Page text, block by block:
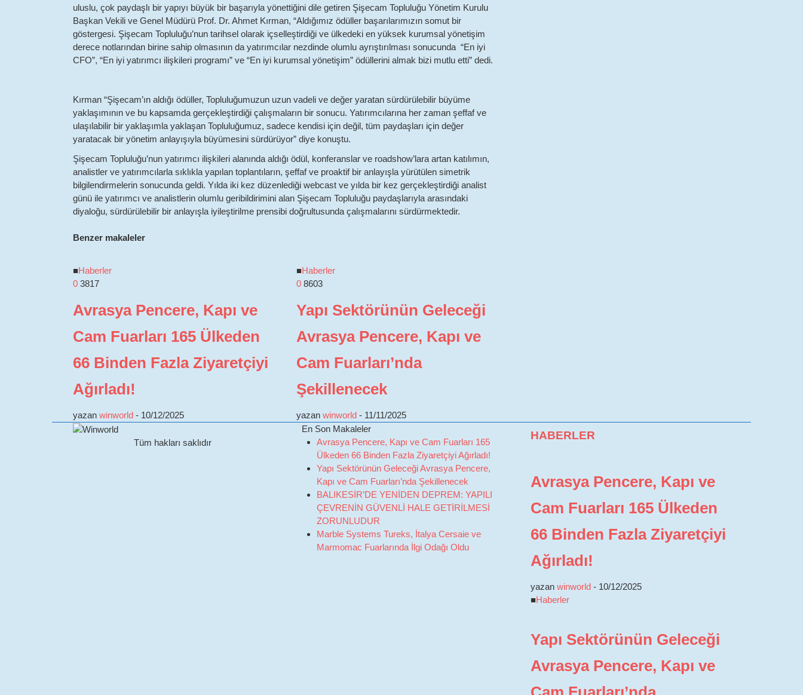
uluslu, çok paydaşlı bir yapıyı büyük bir başarıyla yönettiğini dile getiren Şişecam Topluluğu Yönetim Kurulu
Başkan Vekili ve Genel Müdürü Prof. Dr. Ahmet Kırman, “Aldığımız ödüller başarılarımızın somut bir
göstergesi. Şişecam Topluluğu’nun tarihsel olarak içselleştirdiği ve ülkedeki en yüksek kurumsal yönetişim
derece notlarından birine sahip olmasının da yatırımcılar nezdinde olumlu ayrıştırılması sonucunda “En iyi
CFO”, “En iyi yatırımcı ilişkileri programı” ve “En iyi kurumsal yönetişim” ödüllerini almak bizi mutlu etti” dedi.
Kırman “Şişecam’ın aldığı ödüller, Topluluğumuzun uzun vadeli ve değer yaratan sürdürülebilir büyüme
yaklaşımının ve bu kapsamda gerçekleştirdiği çalışmaların bir sonucu. Yatırımcılarına her zaman şeffaf ve
ulaşılabilir bir yaklaşımla yaklaşan Topluluğumuz, sadece kendisi için değil, tüm paydaşları için değer
yaratacak bir yönetim anlayışıyla büyümesini sürdürüyor” diye konuştu.
Şişecam Topluluğu’nun yatırımcı ilişkileri alanında aldığı ödül, konferanslar ve roadshow’lara artan katılımın,
analistler ve yatırımcılarla sıklıkla yapılan toplantıların, şeffaf ve proaktif bir anlayışla yürütülen simetrik
bilgilendirmelerin sonucunda geldi. Yılda iki kez düzenlediği webcast ve yılda bir kez gerçekleştirdiği analist
günü ile yatırımcı ve analistlerin olumlu geribildirimini alan Şişecam Topluluğu paydaşlarıyla arasındaki
diyaloğu, sürdürülebilir bir anlayışla iyileştirilme prensibi doğrultusunda çalışmalarını sürdürmektedir.
Benzer makaleler
■Haberler
0 3817
Avrasya Pencere, Kapı ve
Cam Fuarları 165 Ülkeden
66 Binden Fazla Ziyaretçiyi
Ağırladı!
yazan winworld - 10/12/2025
■Haberler
0 8603
Yapı Sektörünün Geleceği
Avrasya Pencere, Kapı ve
Cam Fuarları’nda
Şekillenecek
yazanwinworld - 11/11/2025
Tüm hakları saklıdır
En Son Makaleler
Avrasya Pencere, Kapı ve Cam Fuarları 165
Ülkeden 66 Binden Fazla Ziyaretçiyi Ağırladı!
Yapı Sektörünün Geleceği Avrasya Pencere,
Kapı ve Cam Fuarları’nda Şekillenecek
BALIKESİR’DE YENİDEN DEPREM: YAPILI
ÇEVRENİN GÜVENLİ HALE GETİRİLMESİ
ZORUNLUDUR
Marble Systems Tureks, İtalya Cersaie ve
Marmomac Fuarlarında İlgi Odağı Oldu
HABERLER
Avrasya Pencere, Kapı ve
Cam Fuarları 165 Ülkeden
66 Binden Fazla Ziyaretçiyi
Ağırladı!
yazanwinworld - 10/12/2025
■Haberler
Yapı Sektörünün Geleceği
Avrasya Pencere, Kapı ve